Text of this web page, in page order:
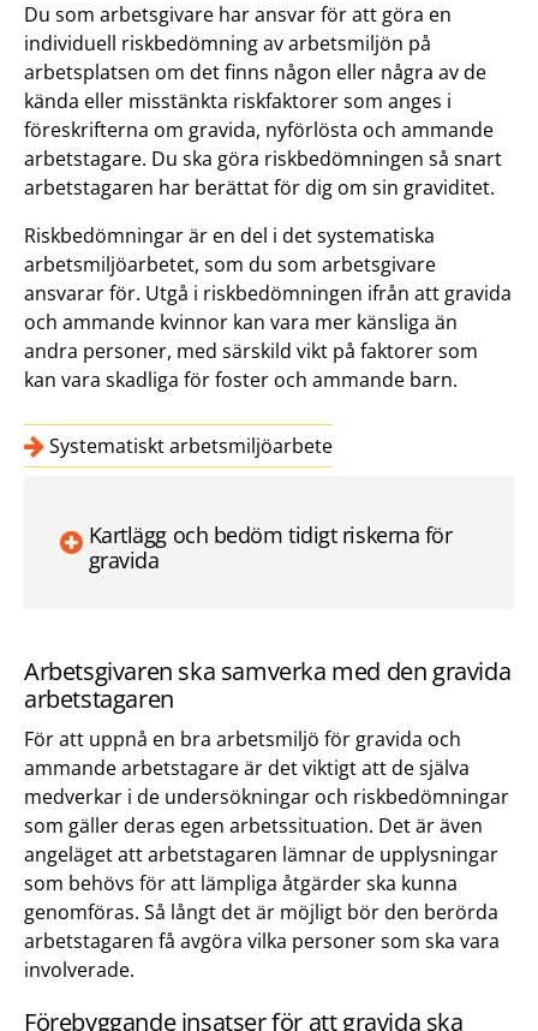
Du som arbetsgivare har ansvar för att göra en
individuell riskbedömning av arbetsmiljön på
arbetsplatsen om det finns någon eller några av de
kända eller misstänkta riskfaktorer som anges i
föreskrifterna om gravida, nyförlösta och ammande
arbetstagare. Du ska göra riskbedömningen så snart
arbetstagaren har berättat för dig om sin graviditet.
Riskbedömningar är en del i det systematiska
arbetsmiljöarbetet, som du som arbetsgivare
ansvarar för. Utgå i riskbedömningen ifrån att gravida
och ammande kvinnor kan vara mer känsliga än
andra personer, med särskild vikt på faktorer som
kan vara skadliga för foster och ammande barn.
Systematiskt arbetsmiljöarbete
Kartlägg och bedöm tidigt riskerna för
gravida
Arbetsgivaren ska samverka med den gravida
arbetstagaren
För att uppnå en bra arbetsmiljö för gravida och
ammande arbetstagare är det viktigt att de själva
medverkar i de undersökningar och riskbedömningar
som gäller deras egen arbetssituation. Det är även
angeläget att arbetstagaren lämnar de upplysningar
som behövs för att lämpliga åtgärder ska kunna
genomföras. Så långt det är möjligt bör den berörda
arbetstagaren få avgöra vilka personer som ska vara
involverade.
Förebyggande insatser för att gravida ska